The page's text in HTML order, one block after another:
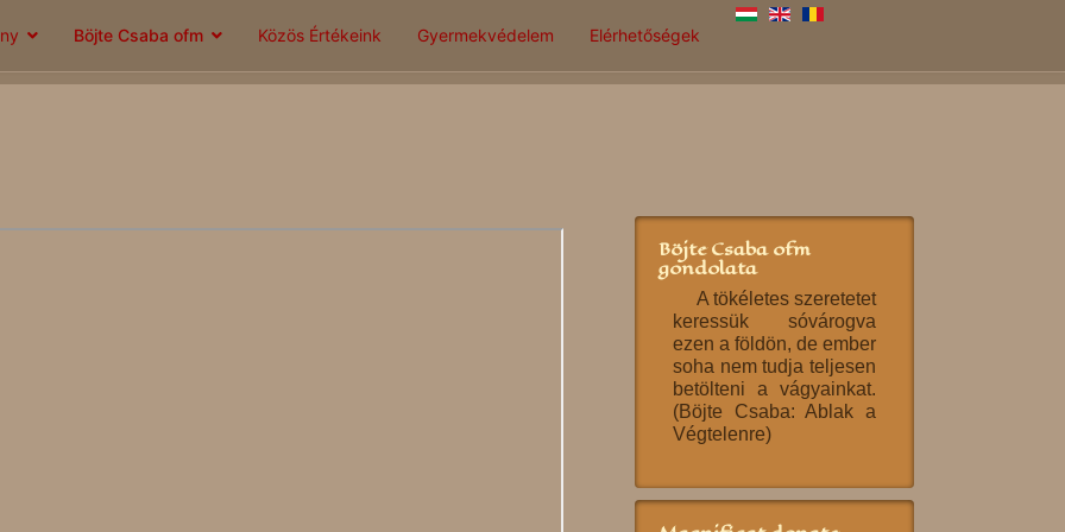
Böjte Csaba ofm Közös Értékeink Gyermekvédelem Elérhetőségek
Böjte Csaba ofm
gondolata
A tökéletes szeretetet
keressük sóvárogva
ezen a földön, de ember
soha nem tudja teljesen
betölteni a vágyainkat.
(Böjte Csaba: Ablak a
Végtelenre)